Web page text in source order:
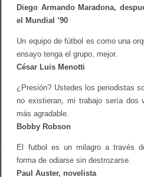
Diego Armando Maradona,
el Mundial ’90
Un equipo de fútbol es como una
ensayo tenga el grupo, mejor.
César Luis Menotti
¿Presión? Ustedes los periodistas
no existieran, mi trabajo sería
más agradable.
Bobby Robson
El futbol es un milagro a través
forma de odiarse sin destrozarse.
Paul Auster, novelista